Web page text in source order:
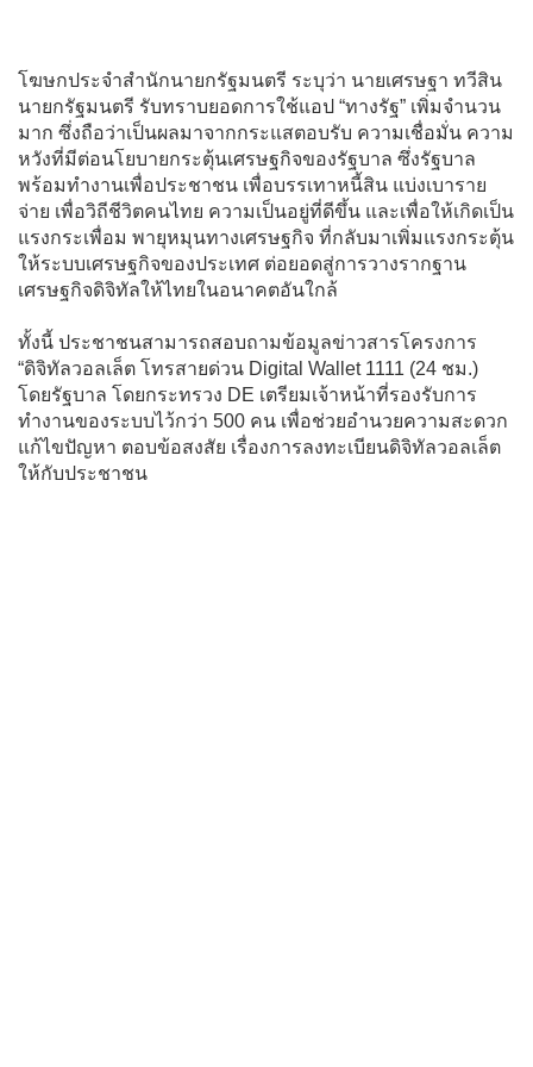
โฆษกประจำสำนักนายกรัฐมนตรี ระบุว่า นายเศรษฐา ทวีสิน
นายกรัฐมนตรี รับทราบยอดการใช้แอป “ทางรัฐ” เพิ่มจำนวน
มาก ซึ่งถือว่าเป็นผลมาจากกระแสตอบรับ ความเชื่อมั่น ความ
หวังที่มีต่อนโยบายกระตุ้นเศรษฐกิจของรัฐบาล ซึ่งรัฐบาล
พร้อมทำงานเพื่อประชาชน เพื่อบรรเทาหนี้สิน แบ่งเบาราย
จ่าย เพื่อวิถีชีวิตคนไทย ความเป็นอยู่ที่ดีขึ้น และเพื่อให้เกิดเป็น
แรงกระเพื่อม พายุหมุนทางเศรษฐกิจ ที่กลับมาเพิ่มแรงกระตุ้น
ให้ระบบเศรษฐกิจของประเทศ ต่อยอดสู่การวางรากฐาน
เศรษฐกิจดิจิทัลให้ไทยในอนาคตอันใกล้
ทั้งนี้ ประชาชนสามารถสอบถามข้อมูลข่าวสารโครงการ
“ดิจิทัลวอลเล็ต โทรสายด่วน Digital Wallet 1111 (24 ชม.)
โดยรัฐบาล โดยกระทรวง DE เตรียมเจ้าหน้าที่รองรับการ
ทำงานของระบบไว้กว่า 500 คน เพื่อช่วยอำนวยความสะดวก
แก้ไขปัญหา ตอบข้อสงสัย เรื่องการลงทะเบียนดิจิทัลวอลเล็ต
ให้กับประชาชน